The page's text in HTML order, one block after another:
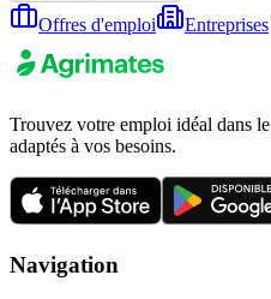
Offres d'emploi Entreprises
Trouvez votre emploi idéal dans
adaptés à vos besoins.
Navigation